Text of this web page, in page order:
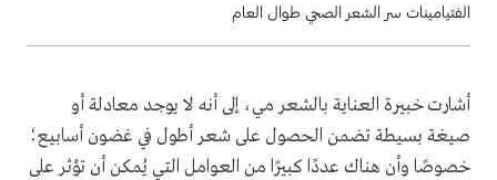
الفتيامينات سر الشعر الصحي طوال العام
أشارت خبيرة العناية بالشعر مي، إلى أنه لا يوجد معادلة أو
صيغة بسيطة تضمن الحصول على شعر أطول في غضون أسابيع؛
خصوصًا وأن هناك عددًا كبيرًا من العوامل التي يُمكن أن تؤثر على